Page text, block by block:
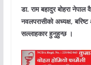
डा. राम बहादुर बोहरा नेपाल
नवलपरासीको अध्यक्ष,
सल्लाहकार हुनुहुन्छ ।